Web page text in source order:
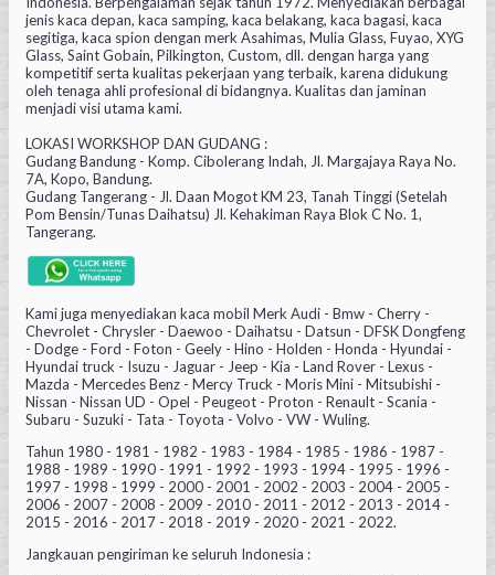
jenis kaca depan, kaca samping, kaca belakang, kaca bagasi, kaca
segitiga, kaca spion dengan merk Asahimas, Mulia Glass, Fuyao, XYG
Glass, Saint Gobain, Pilkington, Custom, dll. dengan harga yang
kompetitif serta kualitas pekerjaan yang terbaik, karena didukung
oleh tenaga ahli profesional di bidangnya. Kualitas dan jaminan
menjadi visi utama kami.
LOKASI WORKSHOP DAN GUDANG :
Gudang Bandung - Komp. Cibolerang Indah, Jl. Margajaya Raya No.
7A, Kopo, Bandung.
Gudang Tangerang - Jl. Daan Mogot KM 23, Tanah Tinggi (Setelah
Pom Bensin/Tunas Daihatsu) Jl. Kehakiman Raya Blok C No. 1,
Tangerang.
Kami juga menyediakan kaca mobil Merk Audi - Bmw - Cherry -
Chevrolet - Chrysler - Daewoo - Daihatsu - Datsun - DFSK Dongfeng
- Dodge - Ford - Foton - Geely - Hino - Holden - Honda - Hyundai -
Hyundai truck - Isuzu - Jaguar - Jeep - Kia - Land Rover - Lexus -
Mazda - Mercedes Benz - Mercy Truck - Moris Mini - Mitsubishi -
Nissan - Nissan UD - Opel - Peugeot - Proton - Renault - Scania -
Subaru - Suzuki - Tata - Toyota - Volvo - VW - Wuling.
Tahun 1980 - 1981 - 1982 - 1983 - 1984 - 1985 - 1986 - 1987 -
1988 - 1989 - 1990 - 1991 - 1992 - 1993 - 1994 - 1995 - 1996 -
1997 - 1998 - 1999 - 2000 - 2001 - 2002 - 2003 - 2004 - 2005 -
2006 - 2007 - 2008 - 2009 - 2010 - 2011 - 2012 - 2013 - 2014 -
2015 - 2016 - 2017 - 2018 - 2019 - 2020 - 2021 - 2022.
Jangkauan pengiriman ke seluruh Indonesia :